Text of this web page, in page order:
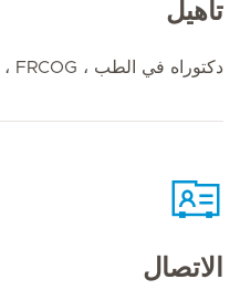
تأهيل
دكتوراه في الطب ، DGO ، MRCOG ، FRCOG
الاتصال